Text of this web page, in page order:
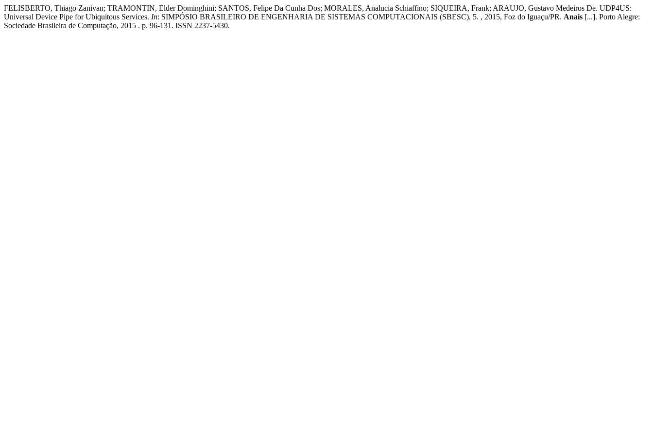
FELISBERTO, Thiago Zanivan; TRAMONTIN, Elder Dominghini; SANTOS, Felipe Da Cunha Dos; MORALES, Analucia Schiaffino; SIQUEIRA, Frank; ARAUJO, Gustavo Medeiros De. UDP4US:
Universal Device Pipe for Ubiquitous Services. In: SIMPÓSIO BRASILEIRO DE ENGENHARIA DE SISTEMAS COMPUTACIONAIS (SBESC), 5. , 2015, Foz do Iguaçu/PR. Anais [...]. Porto Alegre:
Sociedade Brasileira de Computação, 2015 . p. 96-131. ISSN 2237-5430.